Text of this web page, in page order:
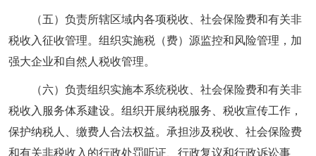
（五）负责所辖区域内各项税收、社会保险费和有关非
税收入征收管理。组织实施税（费）源监控和风险管理，加
强大企业和自然人税收管理。
（六）负责组织实施本系统税收、社会保险费和有关非
税收入服务体系建设。组织开展纳税服务、税收宣传工作，
保护纳税人、缴费人合法权益。承担涉及税收、社会保险费
和有关非税收入的行政处罚听证、行政复议和行政诉讼事